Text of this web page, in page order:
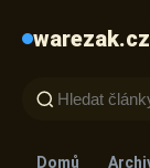
warezak.cz
Domů